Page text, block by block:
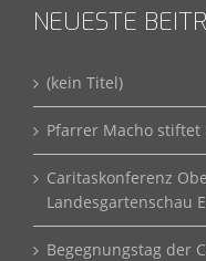
NEUESTE
(kein Titel)
Pfarrer Macho
Caritaskonferenz
Landesgartenschau
Begegnungstag der